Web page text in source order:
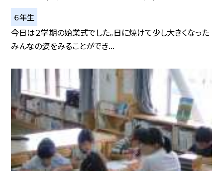
６年生
今日は２学期の始業式でした。日に焼けて少し大きくなった
みんなの姿をみることができ...